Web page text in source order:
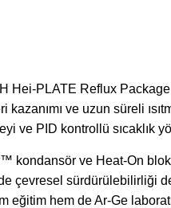
Hei-PLATE Reflux
kazanımı ve uzun süreli
ve PID kontrollü sıcaklık
kondansör ve Heat-On
çevresel sürdürülebilirliği
eğitim hem de Ar-Ge